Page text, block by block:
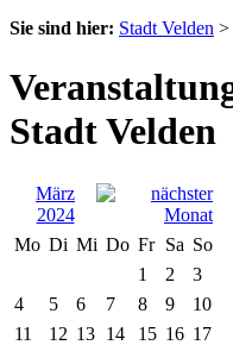
Sie sind hier: Stadt Velden >
Stadt Velden
März
2024
Mo Di Mi Do Fr Sa So
1
2
3
4
5 6 7 8 9
10
11
12 13 14 15 16 17